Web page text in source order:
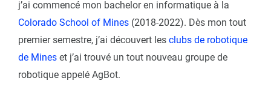
j’ai commencé mon bachelor en informatique à la
Colorado School of Mines (2018-2022). Dès mon tout
premier semestre, j’ai découvert les clubs de robotique
de Mines et j’ai trouvé un tout nouveau groupe de
robotique appelé AgBot.